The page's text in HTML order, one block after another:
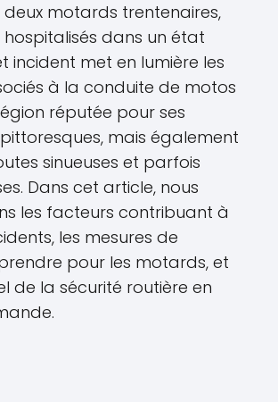
motards trentenaires,
dans un état
incident met en lumière les
à la conduite de motos
réputée pour ses
mais également
sinueuses et parfois
Dans cet article, nous
les facteurs contribuant à
les mesures de
pour les motards, et
de la sécurité routière en